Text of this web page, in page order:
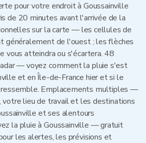
pour votre endroit à Goussainville
de 20 minutes avant l'arrivée de la
sur la carte — les cellules de
généralement de l'ouest ; les flèches
vous atteindra ou s'écartera. 48
— voyez comment la pluie s'est
et en Île-de-France hier et si le
ressemble. Emplacements multiples —
votre lieu de travail et les destinations
et ses alentours
la pluie à Goussainville — gratuit
les alertes, les prévisions et